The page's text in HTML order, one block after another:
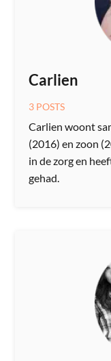
Carlien
3 POSTS
Carlien woont
(2016) en zoon
in de zorg en
gehad.